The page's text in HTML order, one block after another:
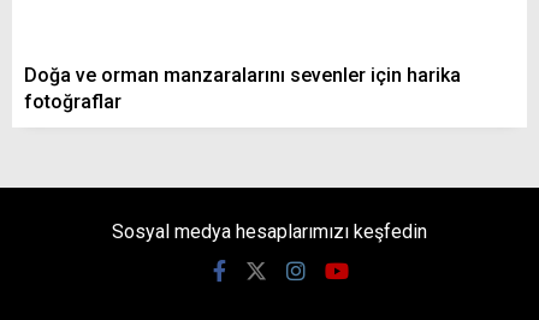
Doğa ve orman manzaralarını sevenler için harika
fotoğraflar
Sosyal medya hesaplarımızı keşfedin